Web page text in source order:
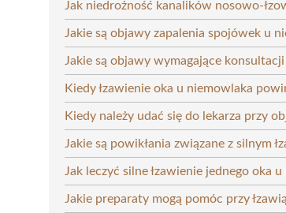
Jak niedrożność kanalików nosowo-
Jakie są objawy zapalenia spojówek u
Jakie są objawy wymagające
Kiedy łzawienie oka u niemowlaka
Kiedy należy udać się do lekarza przy
Jakie są powikłania związane z silnym
Jak leczyć silne łzawienie jednego oka
Jakie preparaty mogą pomóc przy